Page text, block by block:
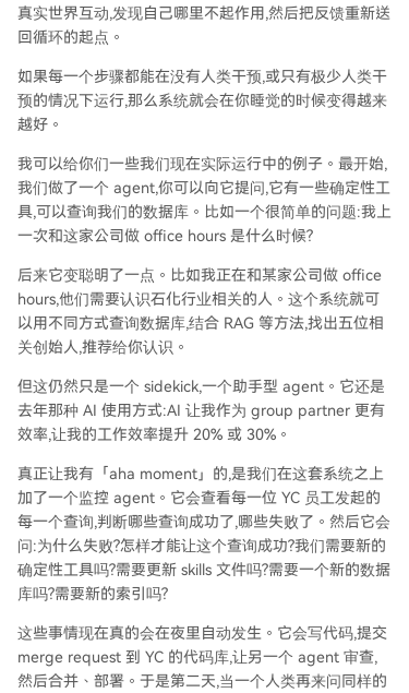
真实世界互动,发现自己哪里不起作用,然后把反馈重新送
回循环的起点。
如果每一个步骤都能在没有人类干预,或只有极少人类干
预的情况下运行,那么系统就会在你睡觉的时候变得越来
越好。
我可以给你们一些我们现在实际运行中的例子。最开始,
我们做了一个 agent,你可以向它提问,它有一些确定性工
具,可以查询我们的数据库。比如一个很简单的问题:我上
一次和这家公司做 office hours 是什么时候?
后来它变聪明了一点。比如我正在和某家公司做 office
hours,他们需要认识石化行业相关的人。这个系统就可
以用不同方式查询数据库,结合 RAG 等方法,找出五位相
关创始人,推荐给你认识。
但这仍然只是一个 sidekick,一个助手型 agent。它还是
去年那种 AI 使用方式:AI 让我作为 group partner 更有
效率,让我的工作效率提升 20% 或 30%。
真正让我有「aha moment」的,是我们在这套系统之上
加了一个监控 agent。它会查看每一位 YC 员工发起的
每一个查询,判断哪些查询成功了,哪些失败了。然后它会
问:为什么失败?怎样才能让这个查询成功?我们需要新的
确定性工具吗?需要更新 skills 文件吗?需要一个新的数据
库吗?需要新的索引吗?
这些事情现在真的会在夜里自动发生。它会写代码,提交
merge request 到 YC 的代码库,让另一个 agent 审查,
然后合并、部署。于是第二天,当一个人类再来问同样的